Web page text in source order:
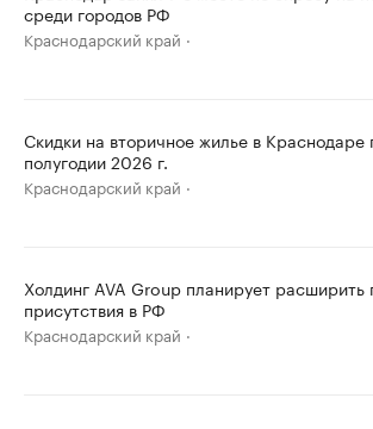
среди городов РФ
Краснодарский край
Скидки на вторичное жилье в Краснодаре
полугодии 2026 г.
Краснодарский край
Холдинг AVA Group планирует расширить
присутствия в РФ
Краснодарский край